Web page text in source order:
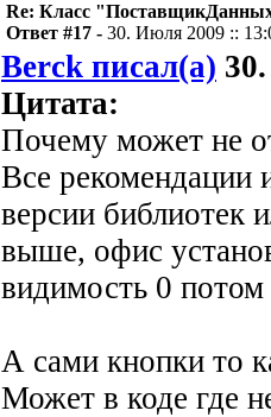
Re: Класс
Ответ #17 - 30. Июля 2009 ::
Berck писал(а)
Цитата:
Почему может не
Все рекомендации
версии библиотек
выше, офис
видимость 0 потом
А сами кнопки то
Может в коде где